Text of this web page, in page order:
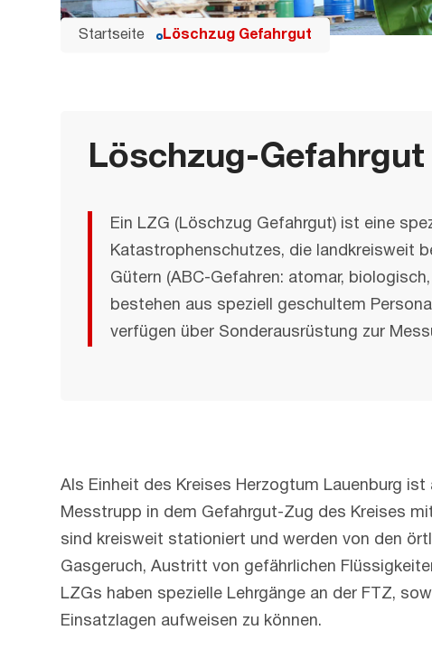
Startseite Löschzug Gefahrgut
Löschzug-Gefahrgut
Ein LZG (Löschzug Gefahrgut) ist eine
Katastrophenschutzes, die landkreisweit
Gütern (ABC-Gefahren: atomar,
bestehen aus speziell geschultem
verfügen über Sonderausrüstung zur
Als Einheit des Kreises Herzogtum Lauenburg
Messtrupp in dem Gefahrgut-Zug des Kreises
sind kreisweit stationiert und werden von den
Gasgeruch, Austritt von gefährlichen
LZGs haben spezielle Lehrgänge an der FTZ,
Einsatzlagen aufweisen zu können.